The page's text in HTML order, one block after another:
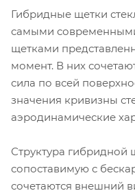
Гибридные щетки
самыми
щетками
момент. В них
сила по всей
значения кривизны
аэродинамические
Структура гибридной
сопоставимую с
сочетаются внешний